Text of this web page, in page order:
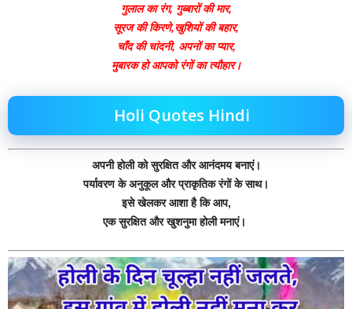
गुलाल का रंग, गुब्बारों की मार,
सूरज की किरणे,खुशियों की बहार,
चाँद की चांदनी, अपनों का प्यार,
मुबारक हो आपको रंगों का त्यौहार।
Holi Quotes Hindi
अपनी होली को सुरक्षित और आनंदमय बनाएं।
पर्यावरण के अनुकूल और प्राकृतिक रंगों के साथ।
इसे खेलकर आशा है कि आप,
एक सुरक्षित और खुशनुमा होली मनाएं।